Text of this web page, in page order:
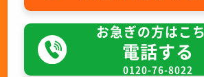
お急ぎの方はこ
電話する
0120-76-8022